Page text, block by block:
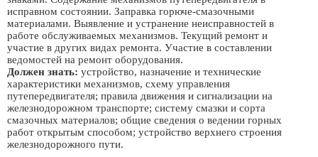
исправном состоянии. Заправка горюче-смазочными
материалами. Выявление и устранение неисправностей в
работе обслуживаемых механизмов. Текущий ремонт и
участие в других видах ремонта. Участие в составлении
ведомостей на ремонт оборудования.
Должен знать: устройство, назначение и технические
характеристики механизмов, схему управления
путепередвигателя; правила движения и сигнализации на
железнодорожном транспорте; систему смазки и сорта
смазочных материалов; общие сведения о ведении горных
работ открытым способом; устройство верхнего строения
железнодорожного пути.